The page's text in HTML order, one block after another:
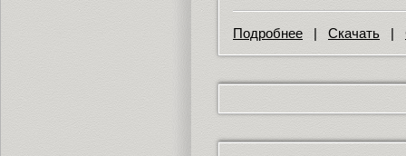
Подробнее | Скачать |